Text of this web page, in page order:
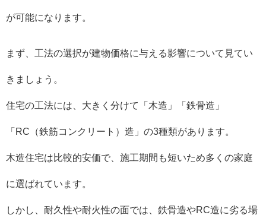
が可能になります。
まず、工法の選択が建物価格に与える影響について見てい
きましょう。
住宅の工法には、大きく分けて「木造」「鉄骨造」
「RC（鉄筋コンクリート）造」の3種類があります。
木造住宅は比較的安価で、施工期間も短いため多くの家庭
に選ばれています。
しかし、耐久性や耐火性の面では、鉄骨造やRC造に劣る場